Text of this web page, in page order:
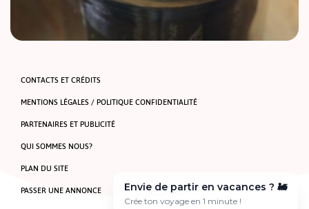
(crèche, maternelle) Katharinenstr. 20, 10711 Berlin S41, S42,
S46 Halensee T. 030 – 36 41 […]
CONTACTS ET CRÉDITS
MENTIONS LÉGALES / POLITIQUE CONFIDENTIALITÉ
PARTENAIRES ET PUBLICITÉ
QUI SOMMES NOUS?
PLAN DU SITE
PASSER UNE ANNONCE Envie de partir en vacances ? 🚂
Crée ton voyage en 1 minute !